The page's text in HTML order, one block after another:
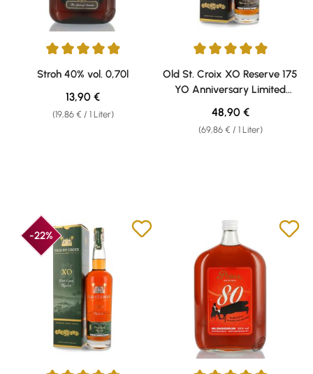
Durchschnittliche Bewertung von 4.99 von 5 Sternen
Stroh 40% vol. 0,70l
(19,86 € / 1 Liter)
Regulärer Preis:
13,90 €
Durchschnittliche Bewertung
Old St. Croix XO Reserve 175
YO Anniversary Limited
Edition 42% vol. 0,70l
(69,86 € / 1 Liter)
Regulärer Preis:
48,90 €
-22%